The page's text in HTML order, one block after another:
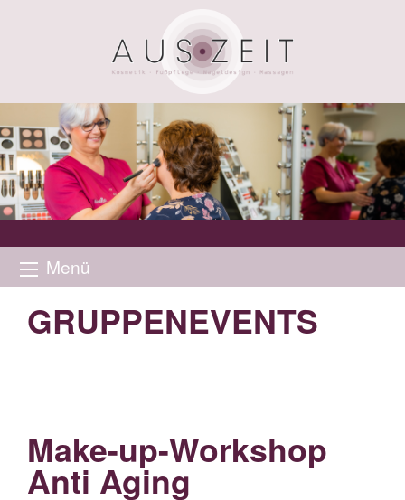
Menü
GRUPPENEVENTS
Make-up-Workshop
Anti Aging